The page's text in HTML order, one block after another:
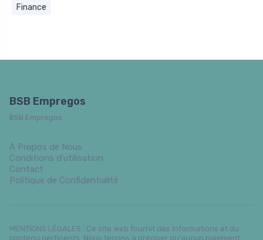
Finance
BSB Empregos
BSB Empregos
À Propos de Nous
Conditions d’utilisation
Contact
Politique de Confidentialité
MENTIONS LÉGALES : Ce site web fournit des informations et du
contenu pertinents. Nous tenons à préciser qu'aucun paiement,